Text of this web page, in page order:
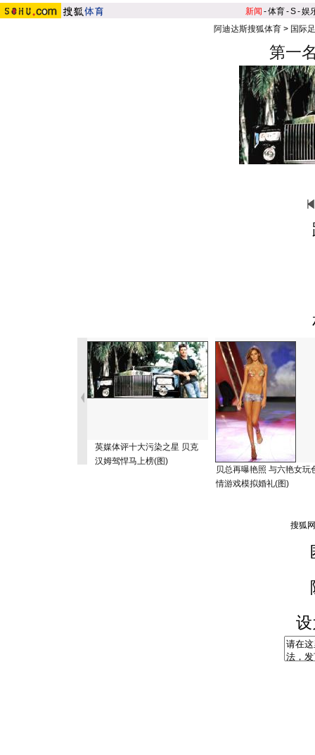
新闻 -体育-S-娱
阿迪达斯搜狐体育> 国际
第一
英媒体评十大污染之星 贝克
汉姆驾悍马上榜(图)
贝总再曝艳照 与六艳女玩
情游戏模拟婚礼(图)